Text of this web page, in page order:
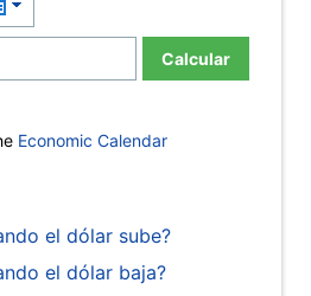
Calcular
Economic Calendar
el dólar sube?
el dólar baja?